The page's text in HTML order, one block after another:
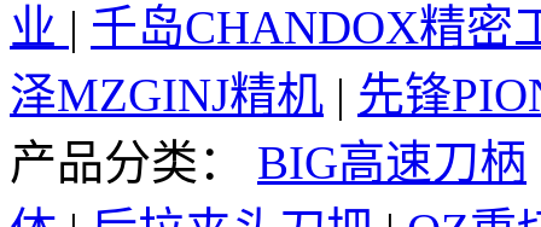
业 | 千岛CHANDOX精密
泽MZGINJ精机 | 先锋
产品分类：
BIG高速刀柄